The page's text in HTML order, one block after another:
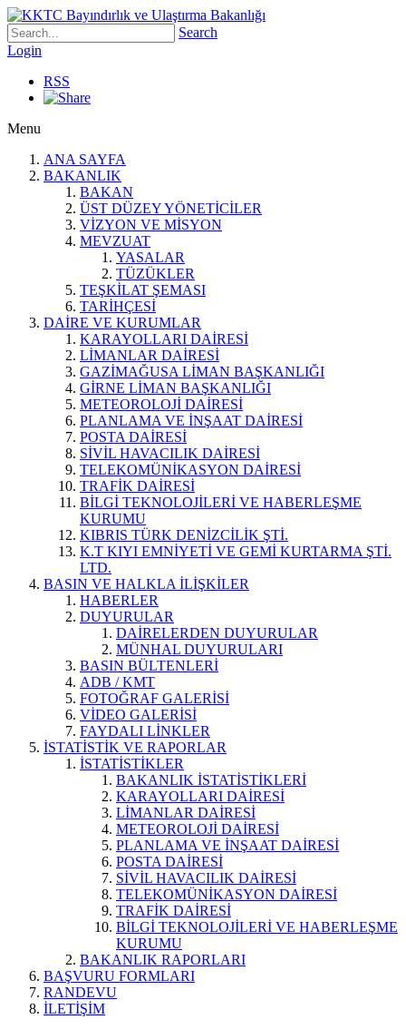
Search
Login
RSS
Menu
ANA SAYFA
BAKANLIK
BAKAN
ÜST DÜZEY YÖNETİCİLER
VİZYON VE MİSYON
MEVZUAT
YASALAR
TÜZÜKLER
TEŞKİLAT ŞEMASI
TARİHÇESİ
DAİRE VE KURUMLAR
KARAYOLLARI DAİRESİ
LİMANLAR DAİRESİ
GAZİMAĞUSA LİMAN BAŞKANLIĞI
GİRNE LİMAN BAŞKANLIĞI
METEOROLOJİ DAİRESİ
PLANLAMA VE İNŞAAT DAİRESİ
POSTA DAİRESİ
SİVİL HAVACILIK DAİRESİ
TELEKOMÜNİKASYON DAİRESİ
TRAFİK DAİRESİ
BİLGİ TEKNOLOJİLERİ VE HABERLEŞME
KURUMU
KIBRIS TÜRK DENİZCİLİK ŞTİ.
K.T KIYI EMNİYETİ VE GEMİ KURTARMA ŞTİ.
LTD.
BASIN VE HALKLA İLİŞKİLER
HABERLER
DUYURULAR
DAİRELERDEN DUYURULAR
MÜNHAL DUYURULARI
BASIN BÜLTENLERİ
ADB / KMT
FOTOĞRAF GALERİSİ
VİDEO GALERİSİ
FAYDALI LİNKLER
İSTATİSTİK VE RAPORLAR
İSTATİSTİKLER
BAKANLIK İSTATİSTİKLERİ
KARAYOLLARI DAİRESİ
LİMANLAR DAİRESİ
METEOROLOJİ DAİRESİ
PLANLAMA VE İNŞAAT DAİRESİ
POSTA DAİRESİ
SİVİL HAVACILIK DAİRESİ
TELEKOMÜNİKASYON DAİRESİ
TRAFİK DAİRESİ
BİLGİ TEKNOLOJİLERİ VE HABERLEŞME
KURUMU
BAKANLIK RAPORLARI
BAŞVURU FORMLARI
RANDEVU
İLETİŞİM